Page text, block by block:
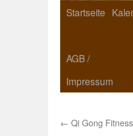
Startseite
AGB /
Impressum
← Qi Gong Fitness